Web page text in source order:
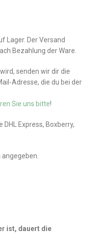
Lager. Der Versand
Bezahlung der Ware.
senden wir dir die
Adresse, die du bei der
Sie uns bitte!
Express, Boxberry,
ist, dauert die